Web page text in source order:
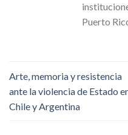
Puerto
Arte, memoria y resistencia
ante la violencia de Estado
Chile y Argentina